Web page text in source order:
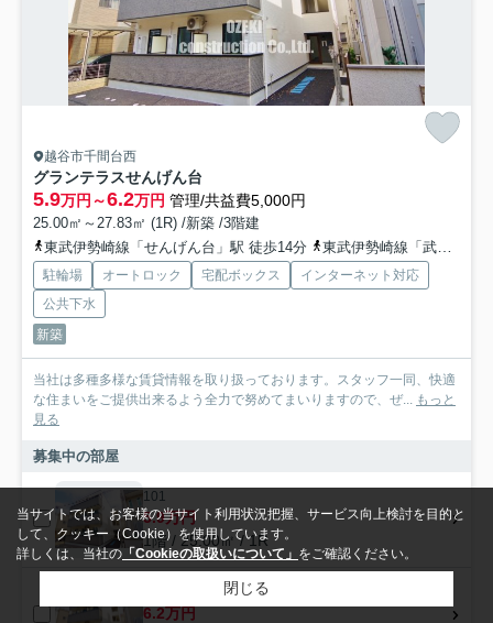
越谷市千間台西
グランテラスせんげん台
5.9万円～6.2万円 管理/共益費5,000円
25.00㎡～27.83㎡ (1R) /新築 /3階建
東武伊勢崎線「せんげん台」駅 徒歩14分
東武伊勢崎線「武里」駅 徒歩25分
駐輪場 オートロック 宅配ボックス
インターネット対応
公共下水
新築
当社は多種多様な賃貸情報を取り扱っております。スタッフ一同、快適
な住まいをご提供出来るよう全力で努めてまいりますので、ぜ...
もっと
見る
募集中の部屋
101
5.9万円
1階 / 25.00㎡ / 1R
6.2万円
当サイトでは、お客様の当サイト利用状況把握、サービス向上検討を目的と
して、クッキー（Cookie）を使用しています。
詳しくは、当社の 「Cookieの取扱いについて」 をご確認ください。
閉じる